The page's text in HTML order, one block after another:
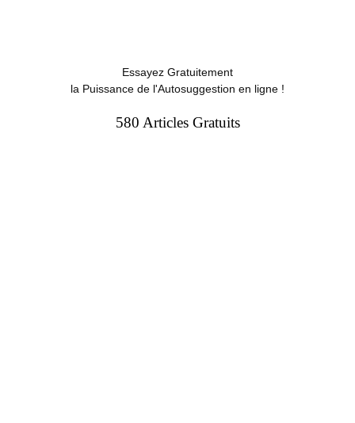
Essayez Gratuitement
la Puissance de l'Autosuggestion en ligne !
580 Articles Gratuits